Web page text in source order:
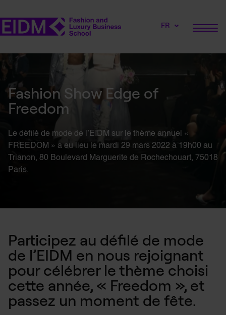
FR
Fashion Show Edge of
Freedom
Le défilé de mode de l’EIDM sur le thème annuel «
FREEDOM » a eu lieu le mardi 29 mars 2022 à 19h00 au
Trianon, 80 Boulevard Marguerite de Rochechouart, 75018
Paris.
Participez au défilé de mode
de l’EIDM en nous rejoignant
pour célébrer le thème choisi
cette année, « Freedom », et
passez un moment de fête.